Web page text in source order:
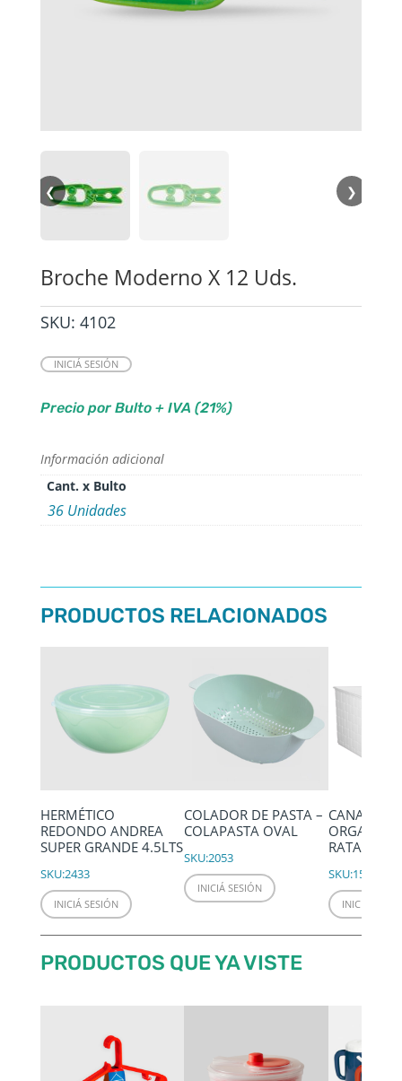
❮ ❯
Broche Moderno X 12 Uds.
SKU: 4102
INICIÁ SESIÓN
Precio por Bulto + IVA (21%)
Información adicional
Cant. x Bulto
36 Unidades
PRODUCTOS RELACIONADOS
HERMÉTICO
REDONDO ANDREA
SUPER GRANDE 4.5LTS
SKU:2433
INICIÁ SESIÓN
COLADOR DE PASTA –
COLAPASTA OVAL
SKU:2053
INICIÁ SESIÓN
CANASTO
RATAN
SKU:1509
INICIÁ
PRODUCTOS QUE YA VISTE